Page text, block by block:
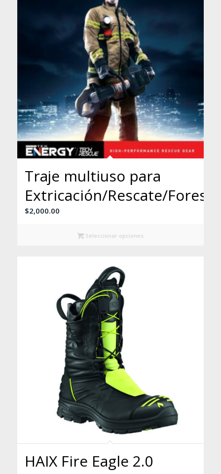
Traje multiuso para
Extricación/Rescate/
$2,000.00
Seleccionar opciones
HAIX Fire Eagle 2.0